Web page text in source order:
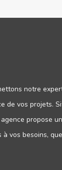
notre
de vos projets.
propose
vos besoins,